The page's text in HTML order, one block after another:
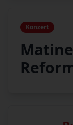
Konzert